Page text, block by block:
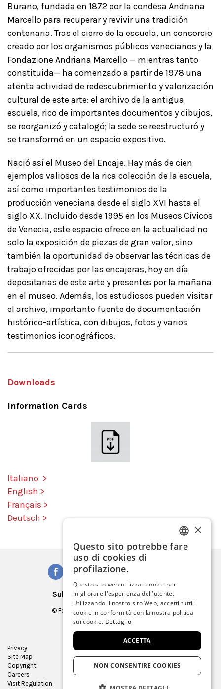
Burano, fundada en 1872 por la condesa Andriana
Marcello para recuperar y revivir una tradición
centenaria. Tras el cierre de la escuela, un consorcio
creado por los organismos públicos venecianos y la
Fondazione Andriana Marcello — mientras tanto
constituida— ha comenzado a partir de 1978 una
atenta actividad de redescubrimiento y valorización
cultural de este arte: el archivo de la antigua
escuela, rico de importantes documentos y dibujos,
se reorganizó y catalogó; la sede se reestructuró y
se transformó en un espacio expositivo.
Nació así el Museo del Encaje. Hay más de cien
ejemplos valiosos de la rica colección de la escuela,
así como importantes testimonios de la
producción veneciana desde el siglo XVI hasta el
siglo XX. Incluido desde 1995 en los Museos Cívicos
de Venecia, este espacio ofrece en la actualidad no
solo la exposición de piezas de gran valor, sino
también la oportunidad de observar las técnicas de
trabajo ofrecidas por las encajeras, hoy en día
depositarias de este arte y presentes por la mañana
en el museo. Además, los estudiosos pueden visitar
el archivo, importante fuente de documentación
histórico-artística, con dibujos, fotos y varios
testimonios iconográficos.
Downloads
Information Cards
Italiano >
English >
Français >
Deutsch >
Subscribe to our Newsletter
© Fondazione Musei Civici di Venezia
C.F. e P.IVA 03842230272
Privacy
Site Map
Copyright
Careers
Visit Regulation
Virtual tour
Contracts and bids
Museum Store
ITALIAN
GERMAN
FRENCH
×
Questo sito potrebbe fare
uso di cookies di
profilazione.
Questo sito web utilizza i cookie per
migliorare l'esperienza dell'utente.
Utilizzando il nostro sito Web, accetti tutti i
cookie in conformità con la nostra politica
sui cookie. Dettaglio
ACCETTA
NON CONSENTIRE COOKIES